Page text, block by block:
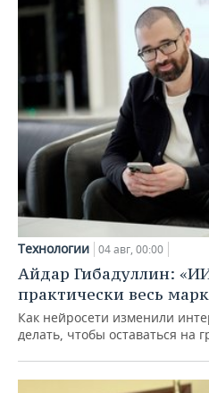
Технологии 04 авг, 00:00
Айдар Гибадуллин:
практически весь
Как нейросети изменили
делать, чтобы оставаться на